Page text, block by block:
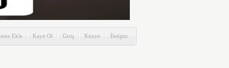
Ekle Kayıt Ol Giriş Künye İletişim